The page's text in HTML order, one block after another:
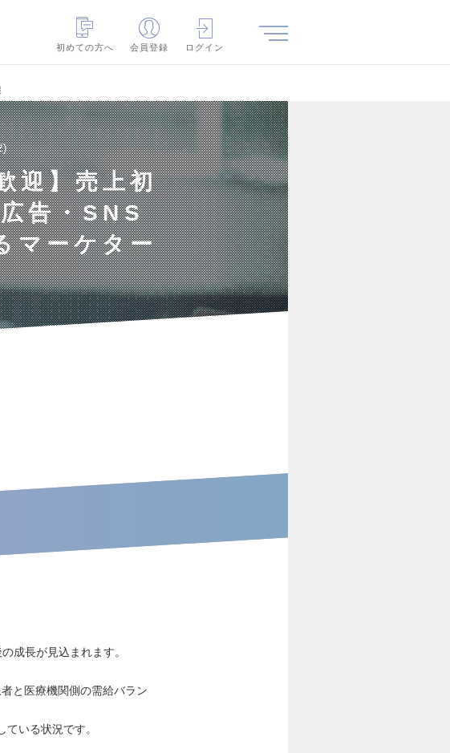
初めての方へ
会員登録 ログイン
迎】売上初
告・SNS
マーケター
成長が見込まれます。
と医療機関側の需給バラン
いる状況です。